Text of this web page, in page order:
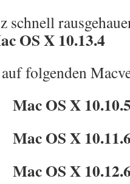
schnell
OS X 10.13.4
folgenden
Mac OS X
Mac OS X
Mac OS X